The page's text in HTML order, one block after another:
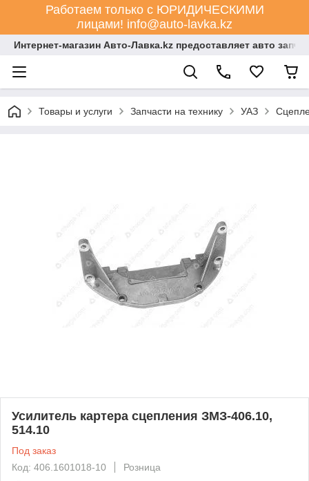
Работаем только с ЮРИДИЧЕСКИМИ
лицами! info@auto-lavka.kz
Интернет-магазин Авто-Лавка.kz предоставляет авто
Товары и услуги Запчасти на технику УАЗ
Усилитель картера сцепления ЗМЗ-406.10,
514.10
Под заказ
Код: 406.1601018-10
Розница